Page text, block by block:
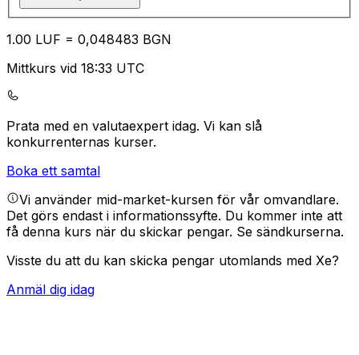
1.00 LUF = 0,048483 BGN
Mittkurs vid 18:33 UTC
Prata med en valutaexpert idag. Vi kan slå
konkurrenternas kurser.
Boka ett samtal
Vi använder mid-market-kursen för vår omvandlare.
Det görs endast i informationssyfte. Du kommer inte att
få denna kurs när du skickar pengar. Se sändkurserna.
Visste du att du kan skicka pengar utomlands med Xe?
Anmäl dig idag